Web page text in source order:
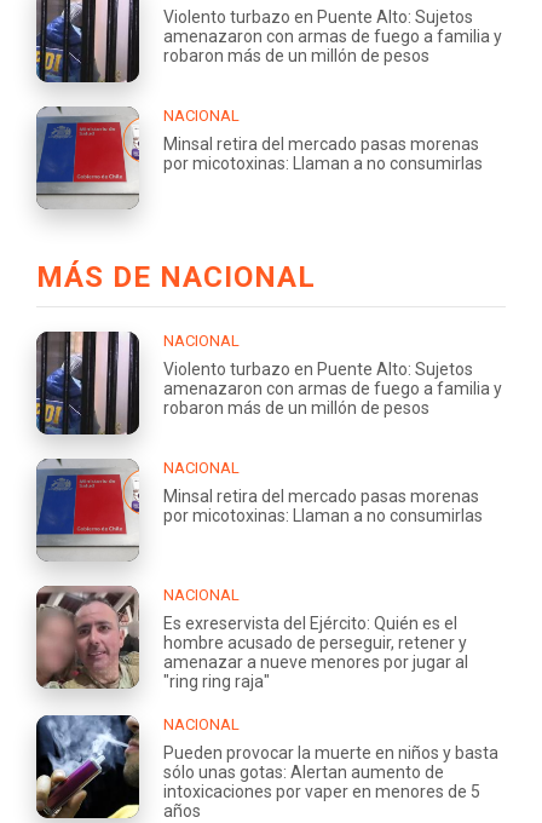
Violento turbazo en Puente Alto: Sujetos
amenazaron con armas de fuego a familia y
robaron más de un millón de pesos
NACIONAL
Minsal retira del mercado pasas morenas
por micotoxinas: Llaman a no consumirlas
MÁS DE NACIONAL
NACIONAL
Violento turbazo en Puente Alto: Sujetos
amenazaron con armas de fuego a familia y
robaron más de un millón de pesos
NACIONAL
Minsal retira del mercado pasas morenas
por micotoxinas: Llaman a no consumirlas
NACIONAL
Es exreservista del Ejército: Quién es el
hombre acusado de perseguir, retener y
amenazar a nueve menores por jugar al
"ring ring raja"
NACIONAL
Pueden provocar la muerte en niños y basta
sólo unas gotas: Alertan aumento de
intoxicaciones por vaper en menores de 5
años